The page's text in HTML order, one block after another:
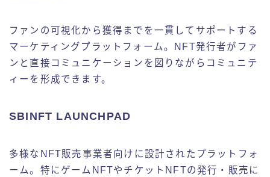
ファンの可視化から獲得までを一貫してサポートする
マーケティングプラットフォーム。NFT発行者がファ
ンと直接コミュニケーションを図りながらコミュニテ
ィーを形成できます。
SBINFT LAUNCHPAD
多様なNFT販売事業者向けに設計されたプラットフォ
ーム。特にゲームNFTやチケットNFTの発行・販売に